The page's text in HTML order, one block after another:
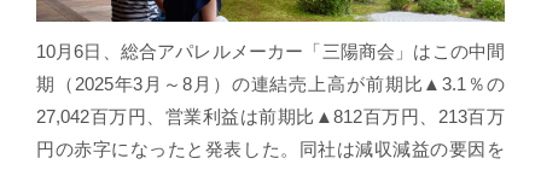
10月6日、総合アパレルメーカー「三陽商会」はこの中間
期（2025年3月～8月）の連結売上高が前期比▲3.1％の
27,042百万円、営業利益は前期比▲812百万円、213百万
円の赤字になったと発表した。同社は減収減益の要因を